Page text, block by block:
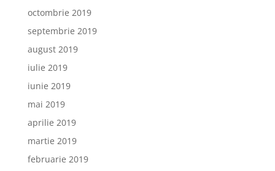
octombrie 2019
septembrie 2019
august 2019
iulie 2019
iunie 2019
mai 2019
aprilie 2019
martie 2019
februarie 2019